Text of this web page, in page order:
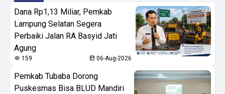
Dana Rp1,13 Miliar, Pemkab
Lampung Selatan Segera
Perbaiki Jalan RA Basyid Jati
Agung
159 06-Aug-2026
Pemkab Tubaba Dorong
Puskesmas Bisa BLUD Mandiri